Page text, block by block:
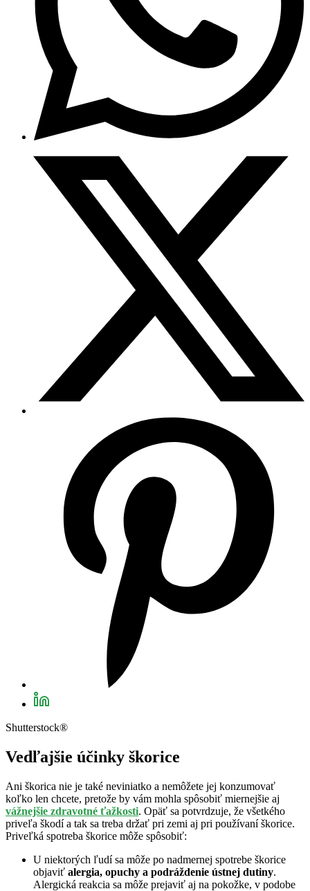
Shutterstock®
Vedľajšie účinky škorice
Ani škorica nie je také neviniatko a nemôžete jej konzumovať
koľko len chcete, pretože by vám mohla spôsobiť miernejšie aj
vážnejšie zdravotné ťažkosti. Opäť sa potvrdzuje, že všetkého
priveľa škodí a tak sa treba držať pri zemi aj pri používaní škorice.
Priveľká spotreba škorice môže spôsobiť:
U niektorých ľudí sa môže po nadmernej spotrebe škorice
objaviť alergia, opuchy a podráždenie ústnej dutiny.
Alergická reakcia sa môže prejaviť aj na pokožke, v podobe